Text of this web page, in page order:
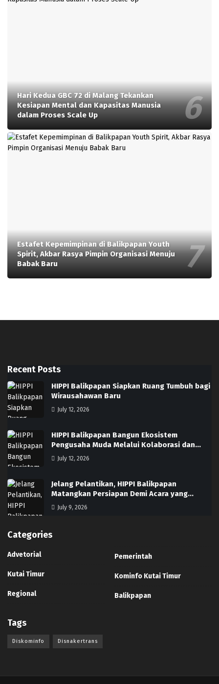
Hari Kedua GBC 72 di Malang Tekankan
Kesiapan Mental dan Kapasitas Manusia
dalam Proses Scale Up
Estafet Kepemimpinan di Balikpapan Youth
Spirit, Akbar Rasya Pimpin Organisasi Menuju
Babak Baru
Recent Posts
HIPPI Balikpapan Siapkan Ruang Tumbuh bagi
Wirausahawan Baru
July 12, 2026
HIPPI Balikpapan Bangun Ekosistem
Pengusaha Muda Melalui Kolaborasi dan…
July 12, 2026
Jelang Pelantikan, HIPPI Balikpapan
Matangkan Persiapan Demi Acara yang…
July 9, 2026
Categories
Advetorial
Kutai Timur
Regional
Pemerintah
Kominfo Kutai Timur
Balikpapan
Tags
Diskominfo Disnakertrans